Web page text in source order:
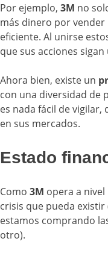
Por ejemplo, 3M no
más dinero por
eficiente. Al unirse
que sus acciones
Ahora bien, existe un
con una diversidad de
es nada fácil de
en sus mercados.
Estado
Como 3M opera a
crisis que pueda
estamos comprando
otro).